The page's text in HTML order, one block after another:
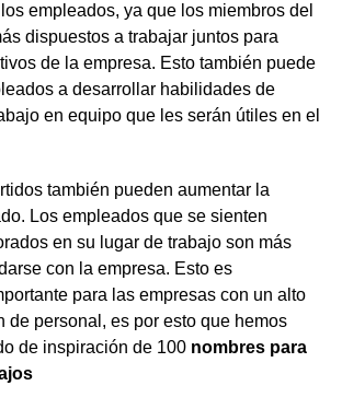
empleados, ya que los miembros del
dispuestos a trabajar juntos para
de la empresa. Esto también puede
a desarrollar habilidades de
en equipo que les serán útiles en el
también pueden aumentar la
Los empleados que se sienten
en su lugar de trabajo son más
con la empresa. Esto es
para las empresas con un alto
de personal, es por esto que hemos
de inspiración de 100 nombres para